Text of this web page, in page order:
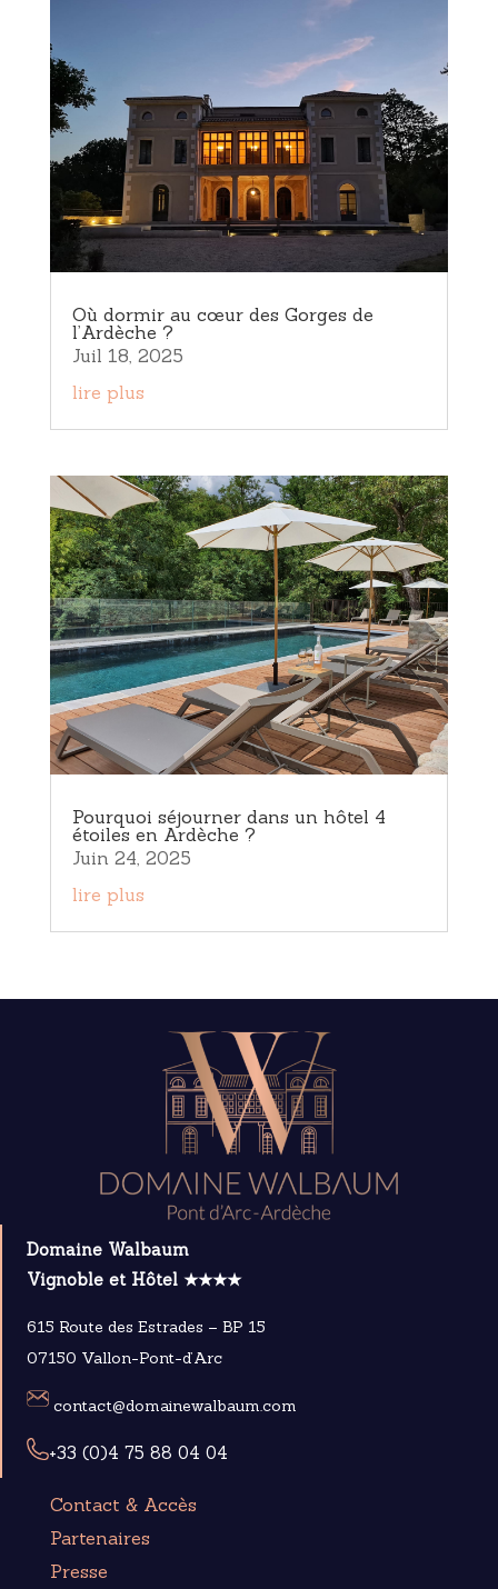
Où dormir au cœur des Gorges de
l’Ardèche ?
Juil 18, 2025
lire plus
Pourquoi séjourner dans un hôtel 4
étoiles en Ardèche ?
Juin 24, 2025
lire plus
Domaine Walbaum
Vignoble et Hôtel ★★★★
615 Route des Estrades – BP 15
07150 Vallon-Pont-d’Arc
contact@domainewalbaum.com
+33 (0)4 75 88 04 04
Contact & Accès
Partenaires
Presse